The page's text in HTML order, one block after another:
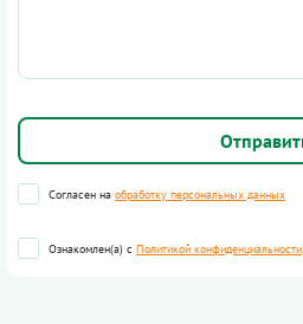
Согласен на обработку персональных данных
Ознакомлен(а) с Политикой конфиденциальности